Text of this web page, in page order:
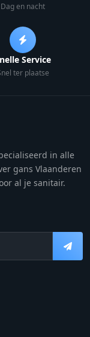
Dag en nacht
Service
ter plaatse
in alle
gans Vlaanderen
al je sanitair.